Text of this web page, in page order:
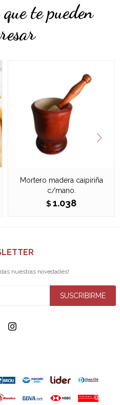
te pueden
Mortero madera caipiriña
c/mano.
$ 1.038
nuestras novedades!
SUSCRIBIRME
